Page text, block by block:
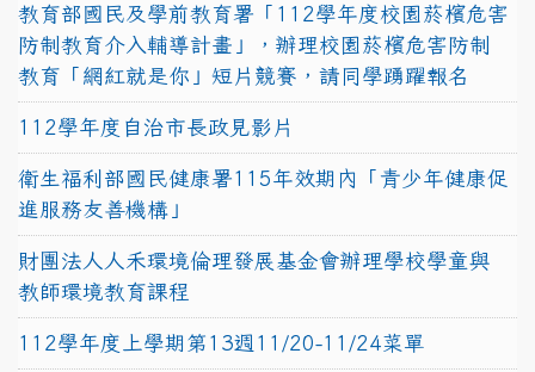
教育部國民及學前教育署「112學年度校園菸檳危害
防制教育介入輔導計畫」，辦理校園菸檳危害防制
教育「網紅就是你」短片競賽，請同學踴躍報名
112學年度自治市長政見影片
衛生福利部國民健康署115年效期內「青少年健康促
進服務友善機構」
財團法人人禾環境倫理發展基金會辦理學校學童與
教師環境教育課程
112學年度上學期第13週11/20-11/24菜單